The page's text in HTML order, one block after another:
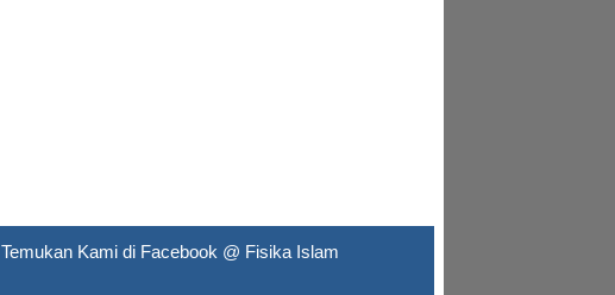
Temukan Kami di Facebook @ Fisika Islam